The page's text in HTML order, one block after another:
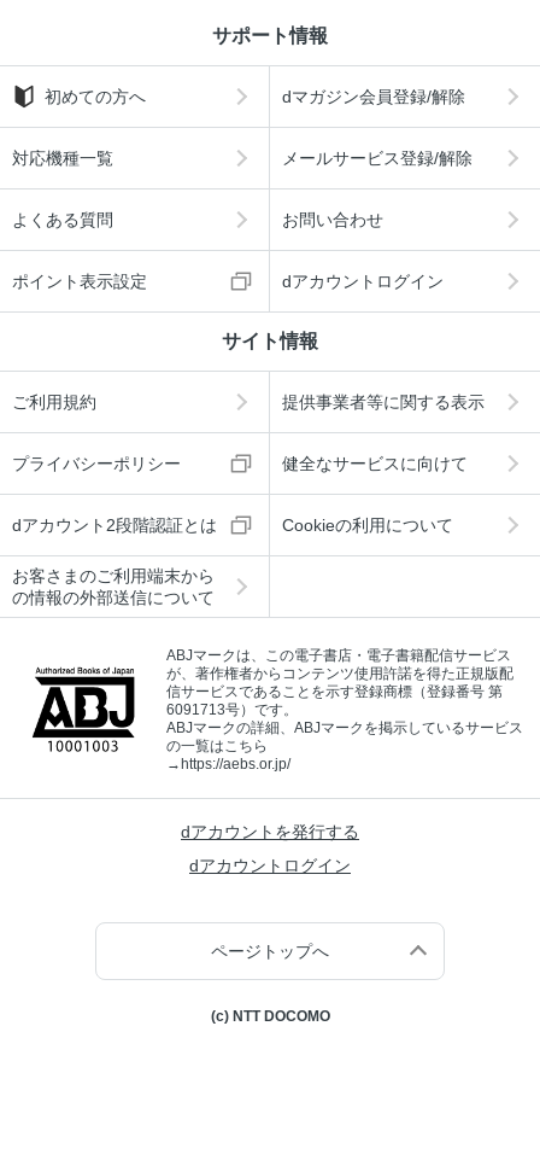
サポート情報
初めての方へ dマガジン会員登録/解除
対応機種一覧 メールサービス登録/解除
よくある質問 お問い合わせ
ポイント表示設定 dアカウントログイン
サイト情報
ご利用規約 提供事業者等に関する表示
プライバシーポリシー 健全なサービスに向けて
dアカウント2段階認証とは Cookieの利用について
お客さまのご利用端末から
の情報の外部送信について
ABJマークは、この電子書店・電子書籍配信サービス
が、著作権者からコンテンツ使用許諾を得た正規版配
信サービスであることを示す登録商標（登録番号 第
6091713号）です。
ABJマークの詳細、ABJマークを掲示しているサービス
の一覧はこちら
→https://aebs.or.jp/
dアカウントを発行する
dアカウントログイン
ページトップへ
(c) NTT DOCOMO